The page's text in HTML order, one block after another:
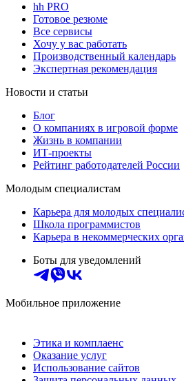
hh PRO
Готовое резюме
Все сервисы
Хочу у вас работать
Производственный календарь
Экспертная рекомендация
Новости и статьи
Блог
О компаниях в игровой форме
Жизнь в компании
ИТ-проекты
Рейтинг работодателей России
Молодым специалистам
Карьера для молодых
Школа программистов
Карьера в некоммерческих
Боты для уведомлений
Мобильное приложение
Этика и комплаенс
Оказание услуг
Использование сайтов